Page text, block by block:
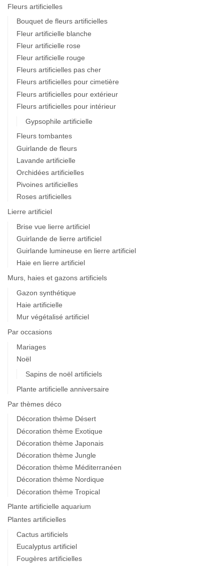
Fleurs artificielles
Bouquet de fleurs artificielles
Fleur artificielle blanche
Fleur artificielle rose
Fleur artificielle rouge
Fleurs artificielles pas cher
Fleurs artificielles pour cimetière
Fleurs artificielles pour extérieur
Fleurs artificielles pour intérieur
Gypsophile artificielle
Fleurs tombantes
Guirlande de fleurs
Lavande artificielle
Orchidées artificielles
Pivoines artificielles
Roses artificielles
Lierre artificiel
Brise vue lierre artificiel
Guirlande de lierre artificiel
Guirlande lumineuse en lierre artificiel
Haie en lierre artificiel
Murs, haies et gazons artificiels
Gazon synthétique
Haie artificielle
Mur végétalisé artificiel
Par occasions
Mariages
Noël
Sapins de noël artificiels
Plante artificielle anniversaire
Par thèmes déco
Décoration thème Désert
Décoration thème Exotique
Décoration thème Japonais
Décoration thème Jungle
Décoration thème Méditerranéen
Décoration thème Nordique
Décoration thème Tropical
Plante artificielle aquarium
Plantes artificielles
Cactus artificiels
Eucalyptus artificiel
Fougères artificielles